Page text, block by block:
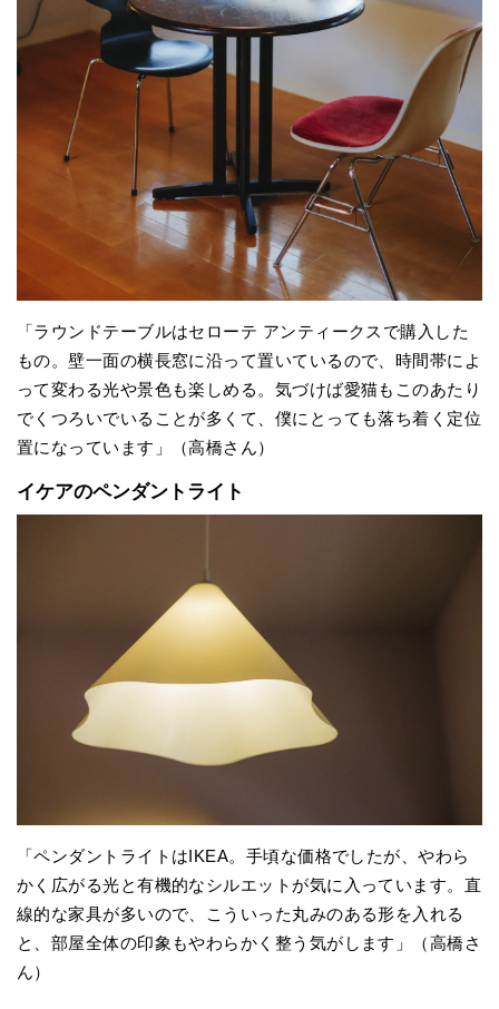
「ラウンドテーブルはセローテ アンティークスで購入した
もの。壁一面の横長窓に沿って置いているので、時間帯によ
って変わる光や景色も楽しめる。気づけば愛猫もこのあたり
でくつろいでいることが多くて、僕にとっても落ち着く定位
置になっています」（高橋さん）
イケアのペンダントライト
「ペンダントライトはIKEA。手頃な価格でしたが、やわら
かく広がる光と有機的なシルエットが気に入っています。直
線的な家具が多いので、こういった丸みのある形を入れる
と、部屋全体の印象もやわらかく整う気がします」（高橋さ
ん）